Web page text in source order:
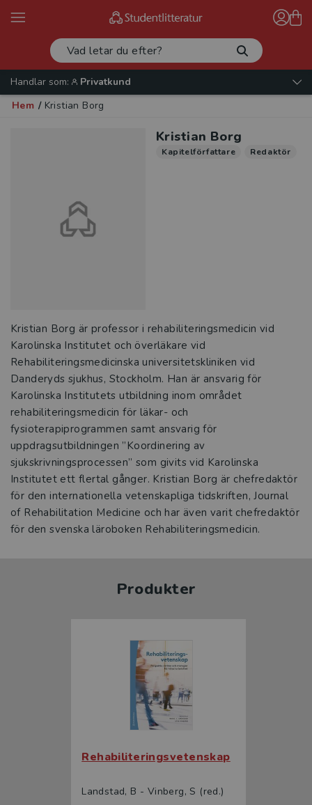
Handlar som:
Privatkund
Hem / Kristian Borg
Kristian Borg
Kapitelförfattare Redaktör
Kristian Borg är professor i rehabiliteringsmedicin vid
Karolinska Institutet och överläkare vid
Rehabiliteringsmedicinska universitetskliniken vid
Danderyds sjukhus, Stockholm. Han är ansvarig för
Karolinska Institutets utbildning inom området
rehabiliteringsmedicin för läkar- och
fysioterapiprogrammen samt ansvarig för
uppdragsutbildningen ”Koordinering av
sjukskrivningsprocessen” som givits vid Karolinska
Institutet ett flertal gånger. Kristian Borg är chefredaktör
för den internationella vetenskapliga tidskriften, Journal
of Rehabilitation Medicine och har även varit chefredaktör
för den svenska läroboken Rehabiliteringsmedicin.
Produkter
Rehabiliteringsvetenskap
Landstad, B - Vinberg, S (red.)